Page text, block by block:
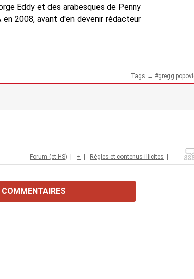
Eddy et des arabesques de Penny
en 2008, avant d'en devenir rédacteur
Tags → gregg
Forum (et HS) | + | Règles et contenus illicites |